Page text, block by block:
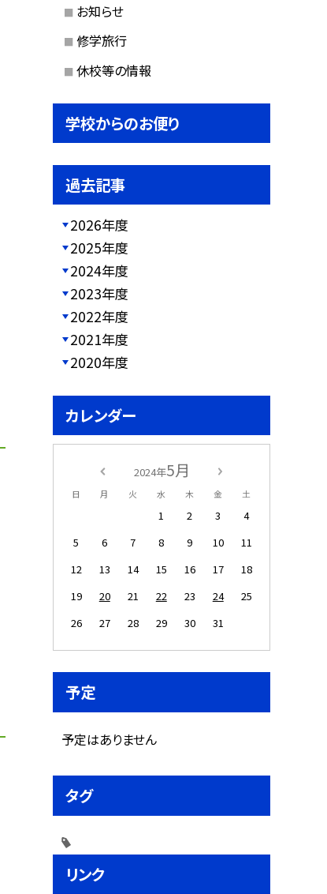
お知らせ
修学旅行
休校等の情報
学校からのお便り
過去記事
2026年度
2025年度
2024年度
2023年度
2022年度
2021年度
2020年度
カレンダー
2024年5月
日 月 火 水 木 金 土
1 2 3
4
5
6 7 8 9 10
11
12
13 14 15 16 17
18
19
20 21 22 23 24
25
26
27 28 29 30 31
予定
予定はありません
タグ
リンク